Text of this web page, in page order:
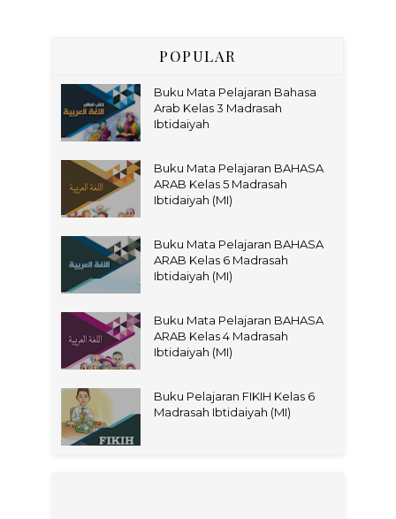
POPULAR
Buku Mata Pelajaran Bahasa
Arab Kelas 3 Madrasah
Ibtidaiyah
Buku Mata Pelajaran BAHASA
ARAB Kelas 5 Madrasah
Ibtidaiyah (MI)
Buku Mata Pelajaran BAHASA
ARAB Kelas 6 Madrasah
Ibtidaiyah (MI)
Buku Mata Pelajaran BAHASA
ARAB Kelas 4 Madrasah
Ibtidaiyah (MI)
Buku Pelajaran FIKIH Kelas 6
Madrasah Ibtidaiyah (MI)